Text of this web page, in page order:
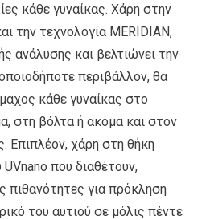
κάθε γυναίκας. Χάρη στην
την τεχνολογία MERIDIAN,
ανάλυσης και βελτιώνει την
περιβάλλον, θα
κάθε γυναίκας στο
στη βόλτα ή ακόμα και στον
Επιπλέον, χάρη στη θήκη
που διαθέτουν,
πιθανότητες για πρόκληση
του αυτιού σε μόλις πέντε